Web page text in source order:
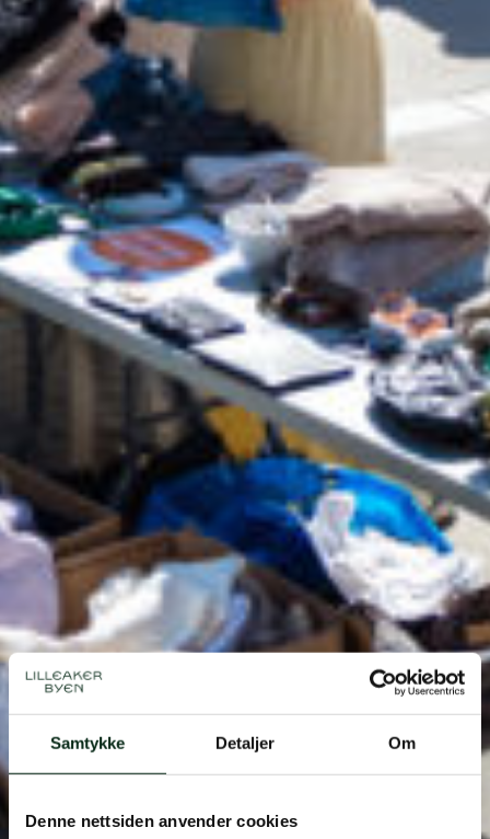
Samtykke Detaljer Om
Denne nettsiden anvender cookies